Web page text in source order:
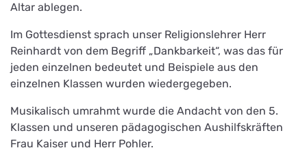
Altar ablegen.
Im Gottesdienst sprach unser Religionslehrer Herr
Reinhardt von dem Begriff „Dankbarkeit“, was das für
jeden einzelnen bedeutet und Beispiele aus den
einzelnen Klassen wurden wiedergegeben.
Musikalisch umrahmt wurde die Andacht von den 5.
Klassen und unseren pädagogischen Aushilfskräften
Frau Kaiser und Herr Pohler.